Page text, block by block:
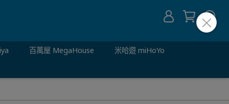
百萬屋 MegaHouse 米哈遊 miHoYo